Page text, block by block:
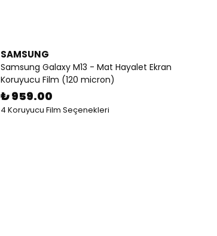
SAMSUNG
Samsung Galaxy M13 - Mat Hayalet Ekran
Koruyucu Film (120 micron)
₺ 959.00
4 Koruyucu Film Seçenekleri